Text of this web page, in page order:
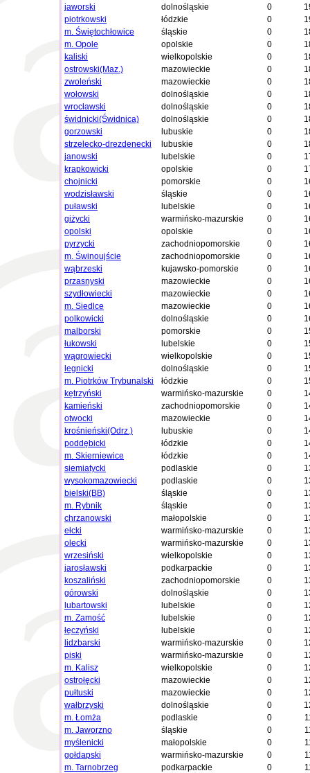
jaworski
dolnośląskie 0
piotrkowski
łódzkie 0
m. Świętochłowice
śląskie 0
m. Opole
opolskie 0
kaliski
wielkopolskie 0
ostrowski(Maz.)
mazowieckie 0
zwoleński
mazowieckie 0
wołowski
dolnośląskie 0
wrocławski
dolnośląskie 0
świdnicki(Świdnica)
dolnośląskie 0
gorzowski
lubuskie 0
strzelecko-drezdenecki
lubuskie 0
janowski
lubelskie 0
krapkowicki
opolskie 0
chojnicki
pomorskie 0
wodzisławski
śląskie 0
puławski
lubelskie 0
giżycki
warmińsko-mazurskie 0
opolski
opolskie 0
pyrzycki
zachodniopomorskie 0
m. Świnoujście
zachodniopomorskie 0
wąbrzeski
kujawsko-pomorskie 0
przasnyski
mazowieckie 0
szydłowiecki
mazowieckie 0
m. Siedlce
mazowieckie 0
polkowicki
dolnośląskie 0
malborski
pomorskie 0
łukowski
lubelskie 0
wągrowiecki
wielkopolskie 0
legnicki
dolnośląskie 0
m. Piotrków Trybunalski
łódzkie 0
kętrzyński
warmińsko-mazurskie 0
kamieński
zachodniopomorskie 0
otwocki
mazowieckie 0
krośnieński(Odrz.)
lubuskie 0
poddębicki
łódzkie 0
m. Skierniewice
łódzkie 0
siemiatycki
podlaskie 0
wysokomazowiecki
podlaskie 0
bielski(BB)
śląskie 0
m. Rybnik
śląskie 0
chrzanowski
małopolskie 0
ełcki
warmińsko-mazurskie 0
olecki
warmińsko-mazurskie 0
wrzesiński
wielkopolskie 0
jarosławski
podkarpackie 0
koszaliński
zachodniopomorskie 0
górowski
dolnośląskie 0
lubartowski
lubelskie 0
m. Zamość
lubelskie 0
łęczyński
lubelskie 0
lidzbarski
warmińsko-mazurskie 0
piski
warmińsko-mazurskie 0
m. Kalisz
wielkopolskie 0
ostrołęcki
mazowieckie 0
pułtuski
mazowieckie 0
wałbrzyski
dolnośląskie 0
m. Łomża
podlaskie 0
m. Jaworzno
śląskie 0
myślenicki
małopolskie 0
gołdapski
warmińsko-mazurskie 0
m. Tarnobrzeg
podkarpackie 0